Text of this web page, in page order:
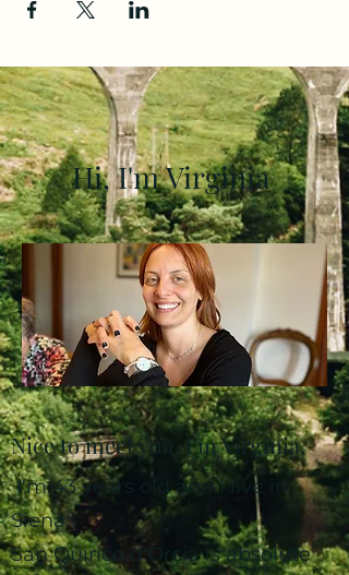
Hi, I'm Virginia
Nice to meet you, I'm Virginia,
I'm 43 years old and I live in
Siena.
San Quirico d'Orcia is absolute